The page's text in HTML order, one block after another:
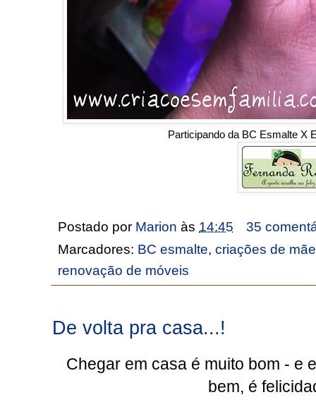
Participando da BC Esmalte X
Postado por Marion às 14:45
35
Marcadores: BC esmalte, criações de
renovação de móveis
De volta pra casa...!
Chegar em casa é muito bom - e
bem, é